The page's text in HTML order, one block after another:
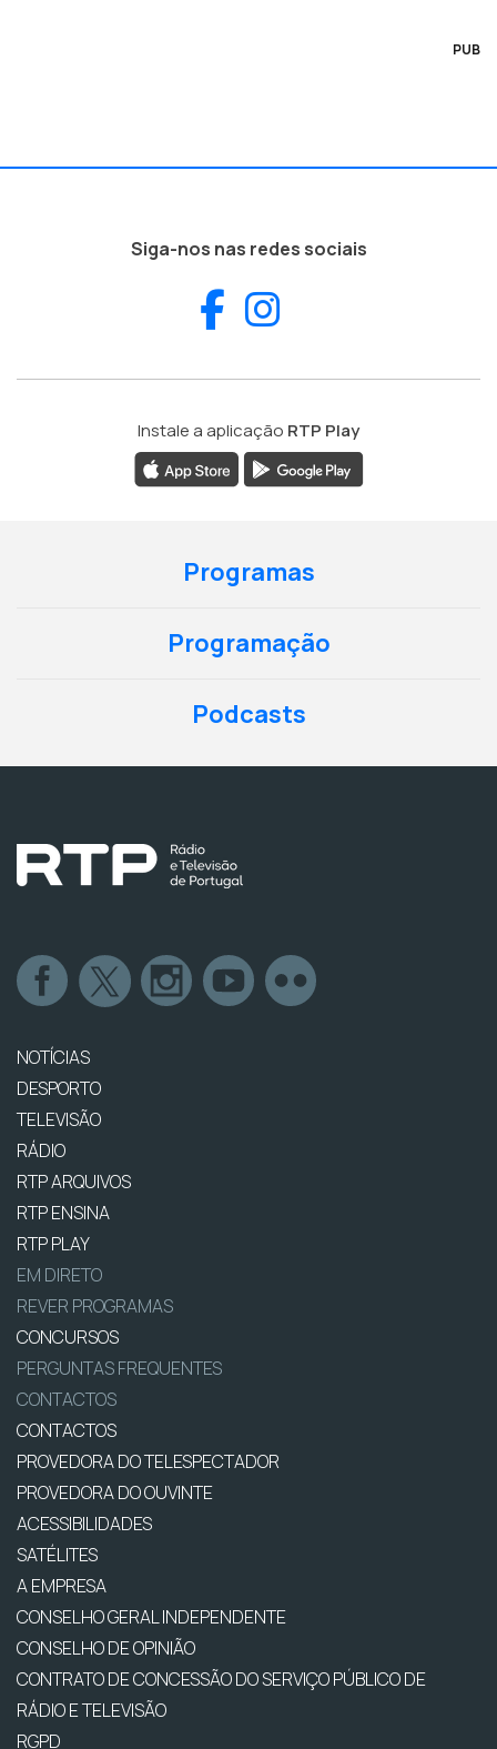
PUB
Siga-nos nas redes sociais
Facebook
Instale a aplicação RTP Play
Programas
Programação
Podcasts
NOTÍCIAS
DESPORTO
TELEVISÃO
RÁDIO
RTP ARQUIVOS
RTP ENSINA
RTP PLAY
EM DIRETO
REVER PROGRAMAS
CONCURSOS
PERGUNTAS FREQUENTES
CONTACTOS
CONTACTOS
PROVEDORA DO TELESPECTADOR
PROVEDORA DO OUVINTE
ACESSIBILIDADES
SATÉLITES
A EMPRESA
CONSELHO GERAL INDEPENDENTE
CONSELHO DE OPINIÃO
CONTRATO DE CONCESSÃO DO SERVIÇO PÚBLICO DE
RÁDIO E TELEVISÃO
RGPD